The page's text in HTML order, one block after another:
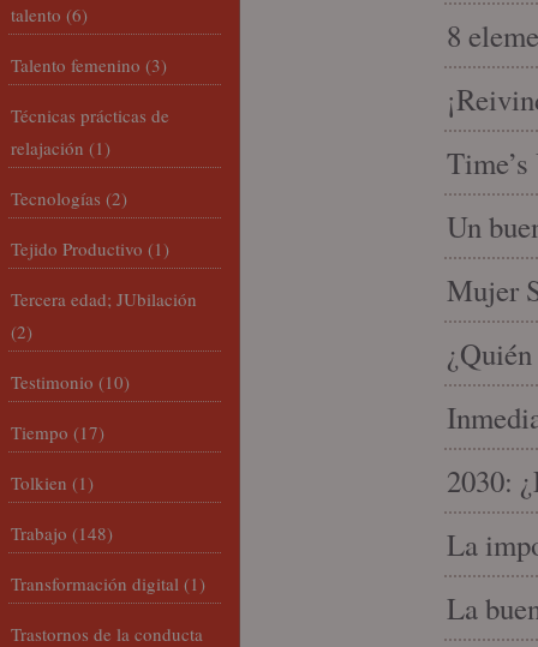
8
Un
Mujer
2030:
La
La
talento (6)
Talento femenino (3)
Técnicas prácticas de
relajación (1)
Tecnologías (2)
Tejido Productivo (1)
Tercera edad; JUbilación
(2)
Testimonio (10)
Tiempo (17)
Tolkien (1)
Trabajo (148)
Transformación digital (1)
Trastornos de la conducta